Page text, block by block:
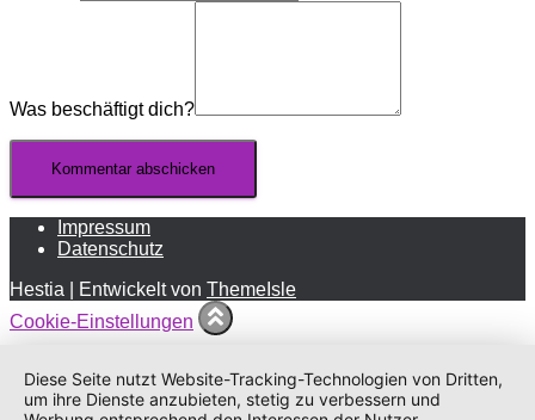
Was beschäftigt dich?
Impressum
Datenschutz
Hestia | Entwickelt von ThemeIsle
Cookie-Einstellungen
Diese Seite nutzt Website-Tracking-Technologien von Dritten,
um ihre Dienste anzubieten, stetig zu verbessern und